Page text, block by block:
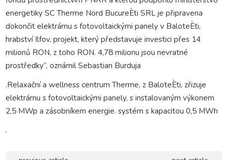
energetiky SC Therme Nord BucureÈti SRL je připravena
dokončit elektrárnu s fotovoltaickými panely v BaloteÈti,
hrabství Ilfov, projekt, který představuje investici přes 14
milionů RON, z toho RON. 4,78 milionu jsou nevratné
prostředky“, oznámil Sebastian Burduja
.Relaxační a wellness centrum Therme, z BaloteÈti, zřizuje
elektrárnu s fotovoltaickými panely, s instalovaným výkonem
2,5 MWp a zásobníkem energie. systém s kapacitou 0,5 MWh
.